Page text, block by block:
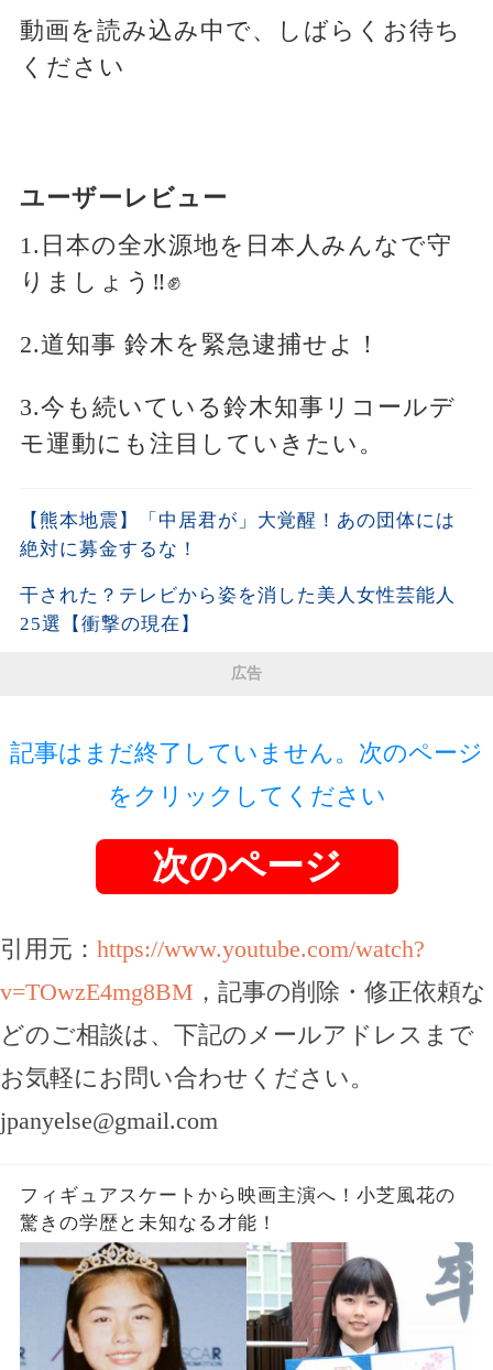
動画を読み込み中で、しばらくお待ち
ください
ユーザーレビュー
1.日本の全水源地を日本人みんなで守
りましょう‼️✊
2.道知事 鈴木を緊急逮捕せよ！
3.今も続いている鈴木知事リコールデ
モ運動にも注目していきたい。
【熊本地震】「中居君が」大覚醒！あの団体には
絶対に募金するな！
干された？テレビから姿を消した美人女性芸能人
25選【衝撃の現在】
広告
記事はまだ終了していません。次のページ
をクリックしてください
次のページ
引用元： https://www.youtube.com/watch?
v=TOwzE4mg8BM ，記事の削除・修正依頼な
どのご相談は、下記のメールアドレスまで
お気軽にお問い合わせください。
jpanyelse@gmail.com
フィギュアスケートから映画主演へ！小芝風花の
驚きの学歴と未知なる才能！